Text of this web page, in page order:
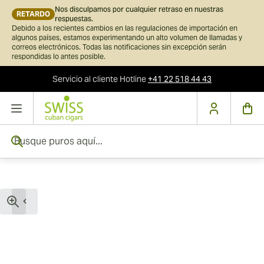
RETARDO
Nos disculpamos por cualquier retraso en nuestras
respuestas.
Debido a los recientes cambios en las regulaciones de importación en
algunos países, estamos experimentando un alto volumen de llamadas y
correos electrónicos. Todas las notificaciones sin excepción serán
respondidas lo antes posible.
Servicio al cliente Hotline+41 22 518 44 43